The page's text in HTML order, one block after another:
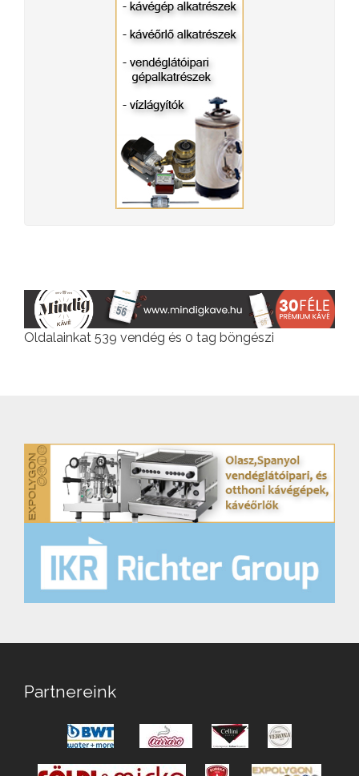
Oldalainkat 539 vendég és 0 tag böngészi
Partnereink